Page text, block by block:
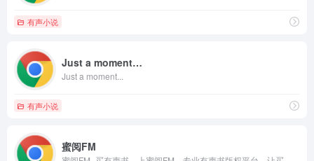
有声小说
Just a moment…
Just a moment...
有声小说
蜜阅FM